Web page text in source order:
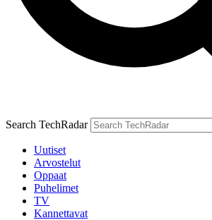
Search TechRadar
Uutiset
Arvostelut
Oppaat
Puhelimet
TV
Kannettavat